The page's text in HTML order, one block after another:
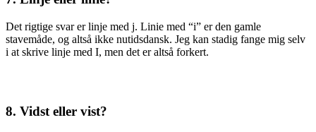
Det rigtige svar er linje med j. Linie med “i” er den gamle
stavemåde, og altså ikke nutidsdansk. Jeg kan stadig fange mig selv
i at skrive linje med I, men det er altså forkert.
8. Vidst eller vist?